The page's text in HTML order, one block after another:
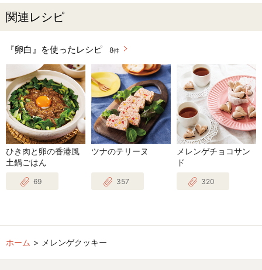
関連レシピ
『卵白』を使ったレシピ 8件
ひき肉と卵の香港風
土鍋ごはん
69
ツナのテリーヌ
357
メレンゲチョコサン
ド
320
ホーム メレンゲクッキー